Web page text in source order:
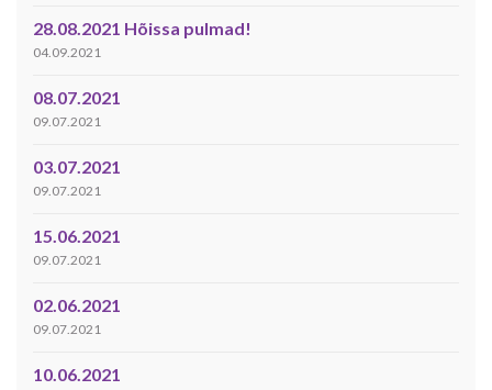
28.08.2021 Hõissa pulmad!
04.09.2021
08.07.2021
09.07.2021
03.07.2021
09.07.2021
15.06.2021
09.07.2021
02.06.2021
09.07.2021
10.06.2021